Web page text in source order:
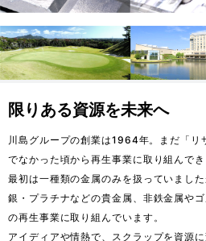
限りある資源を未来へ
川島グループの創業は1964年。まだ「リ
でなかった頃から再生事業に取り組んでき
最初は一種類の金属のみを扱っていまし
銀・プラチナなどの貴金属、非鉄金属や
の再生事業に取り組んでいます。
アイディアや情熱で、スクラップを資源